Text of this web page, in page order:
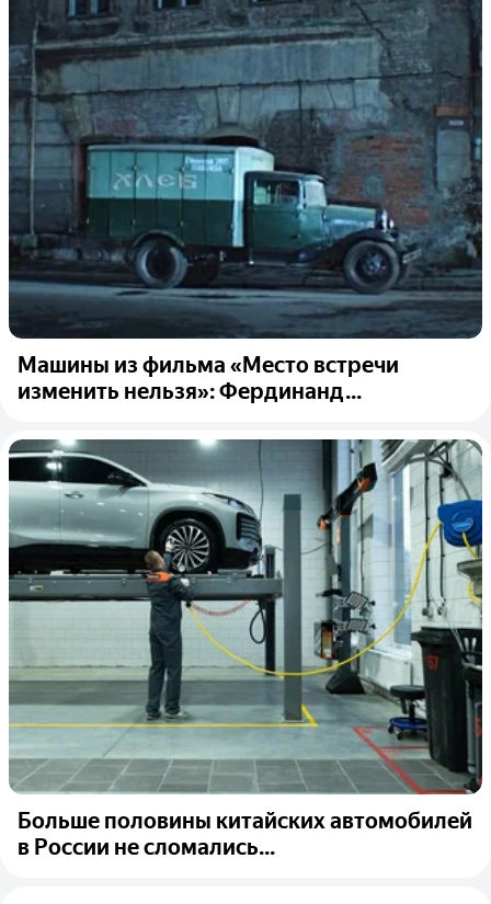
Машины из фильма «Место встречи
изменить нельзя»: Фердинанд...
Больше половины китайских автомобилей
в России не сломались...